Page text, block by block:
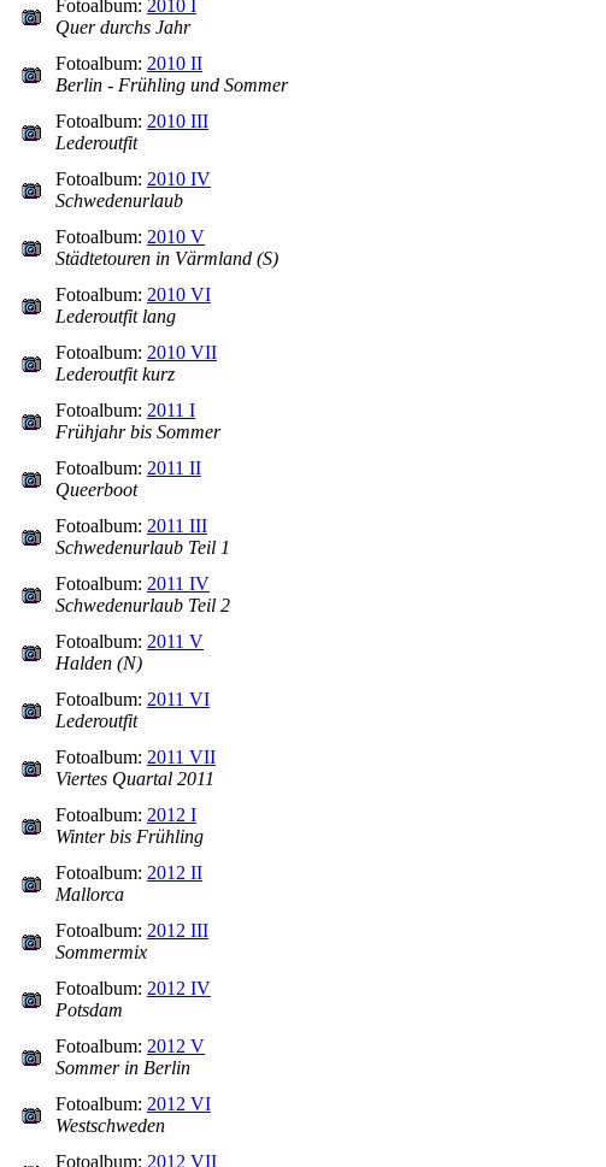
Fotoalbum: 2010 I
Quer durchs Jahr
Fotoalbum: 2010 II
Berlin - Frühling und Sommer
Fotoalbum: 2010 III
Lederoutfit
Fotoalbum: 2010 IV
Schwedenurlaub
Fotoalbum: 2010 V
Städtetouren in Värmland (S)
Fotoalbum: 2010 VI
Lederoutfit lang
Fotoalbum: 2010 VII
Lederoutfit kurz
Fotoalbum: 2011 I
Frühjahr bis Sommer
Fotoalbum: 2011 II
Queerboot
Fotoalbum: 2011 III
Schwedenurlaub Teil 1
Fotoalbum: 2011 IV
Schwedenurlaub Teil 2
Fotoalbum: 2011 V
Halden (N)
Fotoalbum: 2011 VI
Lederoutfit
Fotoalbum: 2011 VII
Viertes Quartal 2011
Fotoalbum: 2012 I
Winter bis Frühling
Fotoalbum: 2012 II
Mallorca
Fotoalbum: 2012 III
Sommermix
Fotoalbum: 2012 IV
Potsdam
Fotoalbum: 2012 V
Sommer in Berlin
Fotoalbum: 2012 VI
Westschweden
Fotoalbum: 2012 VII